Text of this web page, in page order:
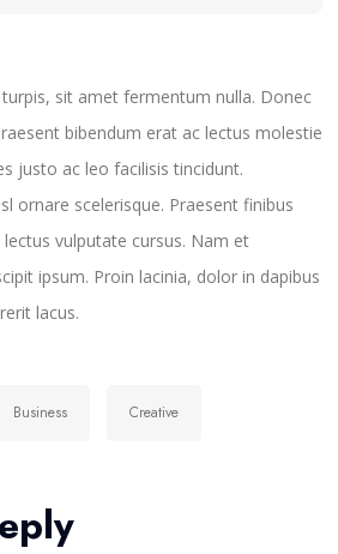
sit amet fermentum nulla. Donec
bibendum erat ac lectus molestie
justo ac leo facilisis tincidunt.
ornare scelerisque. Praesent finibus
vulputate cursus. Nam et
ipsum. Proin lacinia, dolor in dapibus
lacus.
Business Creative